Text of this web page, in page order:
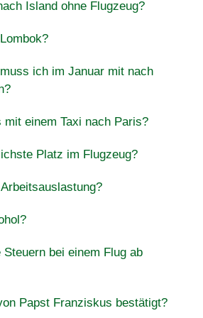
Island ohne Flugzeug?
ich im Januar mit nach
einem Taxi nach Paris?
Platz im Flugzeug?
bei einem Flug ab
Papst Franziskus bestätigt?